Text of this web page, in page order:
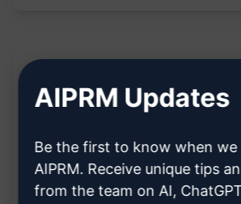
説明:
関連するコンテキストを収集し
ChatGPTは完璧なプロンプトを
AIPRM Updates
Be the first to know when we
AIPRM. Receive unique tips
from the team on AI,